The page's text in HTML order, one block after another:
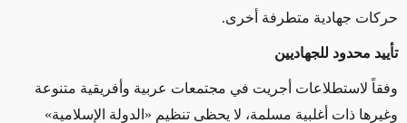
حركات جهادية متطرفة أخرى.
تأييد محدود للجهاديين
وفقاً لاستطلاعات أجريت في مجتمعات عربية وأفريقية متنوعة
وغيرها ذات أغلبية مسلمة، لا يحظى تنظيم «الدولة الإسلامية»